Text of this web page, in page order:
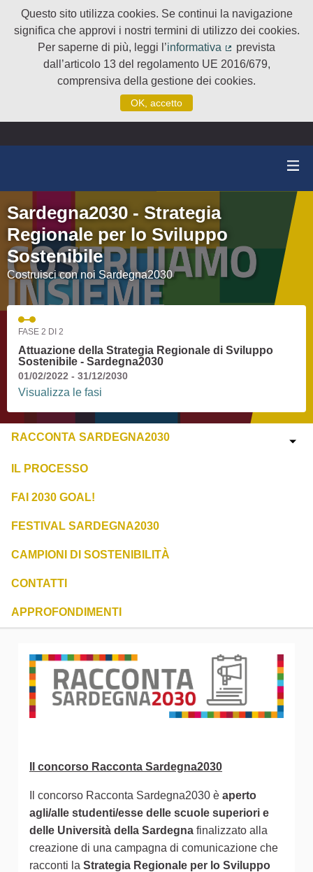
Questo sito utilizza cookies. Se continui la navigazione
significa che approvi i nostri termini di utilizzo dei cookies.
Per saperne di più, leggi l’informativa
(Collegamento
prevista
dall’articolo 13 del regolamento UE 2016/679,
comprensiva della gestione dei cookies.
OK, accetto
Sardegna2030 - Strategia
Regionale per lo Sviluppo
Sostenibile
Costruisci con noi Sardegna2030
FASE 2 DI 2
Attuazione della Strategia Regionale di Sviluppo
Sostenibile - Sardegna2030
01/02/2022 - 31/12/2030
Visualizza le fasi
RACCONTA SARDEGNA2030
IL PROCESSO
FAI 2030 GOAL!
FESTIVAL SARDEGNA2030
CAMPIONI DI SOSTENIBILITÀ
CONTATTI
APPROFONDIMENTI
Il concorso Racconta Sardegna2030
Il concorso Racconta Sardegna2030 è aperto
agli/alle studenti/esse delle scuole superiori e
delle Università della Sardegna finalizzato alla
creazione di una campagna di comunicazione che
racconti la Strategia Regionale per lo Sviluppo